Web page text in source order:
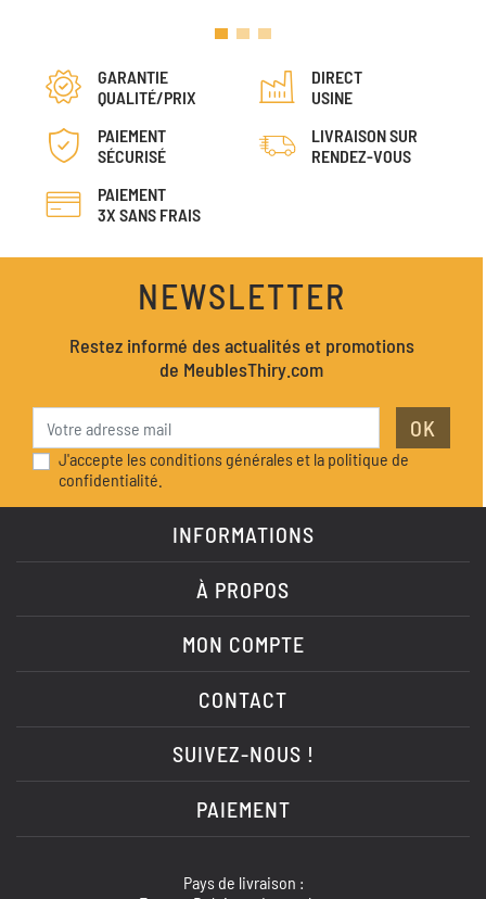
GARANTIE
QUALITÉ/PRIX
DIRECT
USINE
PAIEMENT
SÉCURISÉ
LIVRAISON SUR
RENDEZ-VOUS
PAIEMENT
3X SANS FRAIS
NEWSLETTER
Restez informé des actualités et promotions
de MeublesThiry.com
OK
J'accepte les conditions générales et la politique de
confidentialité.
INFORMATIONS
À PROPOS
MON COMPTE
CONTACT
SUIVEZ-NOUS !
PAIEMENT
Pays de livraison :